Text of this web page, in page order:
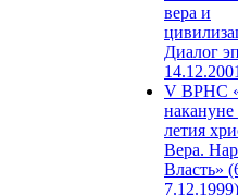
вера и
Диалог
V ВРНС
накануне
летия
Вера.
Власть»
7.12.1999)